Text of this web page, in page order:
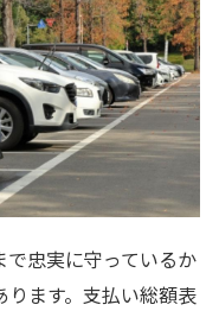
忠実に守っているか
ます。支払い総額表